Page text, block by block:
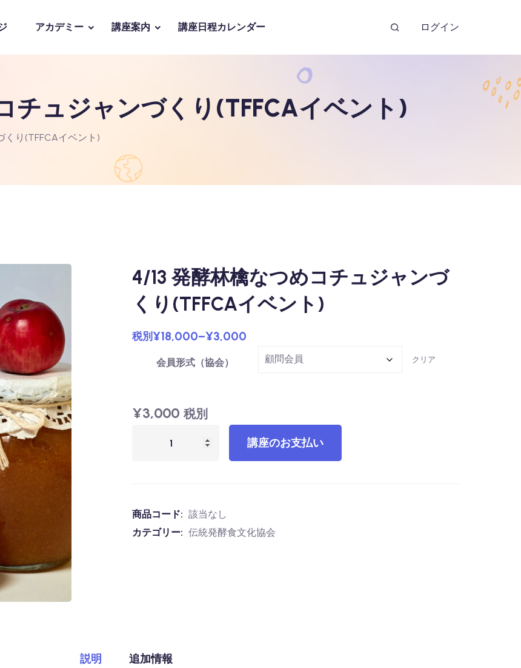
アカデミー 講座案内 講座日程カレンダー ログイン
チュジャンづくり(TFFCAイベント)
くり(TFFCAイベント)
4/13 発酵林檎なつめコチュジャンづ
くり(TFFCAイベント)
¥3,000
–
¥18,000
税別
会員形式（協会） クリア
¥3,000 税別
講座のお支払い
商品コード: 該当なし
カテゴリー: 伝統発酵食文化協会
説明 追加情報